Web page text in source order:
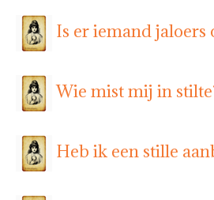
Is er iemand jaloers
Wie mist mij in
Heb ik een stille